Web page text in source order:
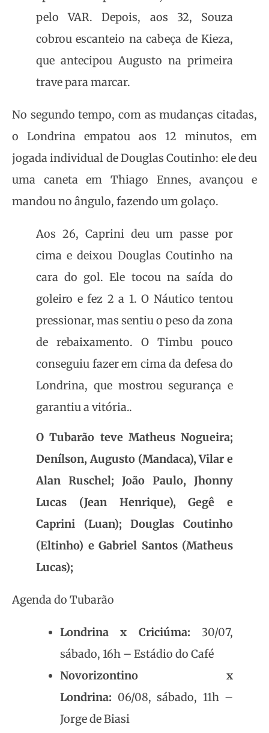
pelo VAR. Depois, aos 32, Souza
cobrou escanteio na cabeça de Kieza,
que antecipou Augusto na primeira
trave para marcar.
No segundo tempo, com as mudanças citadas,
o Londrina empatou aos 12 minutos, em
jogada individual de Douglas Coutinho: ele deu
uma caneta em Thiago Ennes, avançou e
mandou no ângulo, fazendo um golaço.
Aos 26, Caprini deu um passe por
cima e deixou Douglas Coutinho na
cara do gol. Ele tocou na saída do
goleiro e fez 2 a 1. O Náutico tentou
pressionar, mas sentiu o peso da zona
de rebaixamento. O Timbu pouco
conseguiu fazer em cima da defesa do
Londrina, que mostrou segurança e
garantiu a vitória..
O Tubarão teve Matheus Nogueira;
Denílson, Augusto (Mandaca), Vilar e
Alan Ruschel; João Paulo, Jhonny
Lucas (Jean Henrique), Gegê e
Caprini (Luan); Douglas Coutinho
(Eltinho) e Gabriel Santos (Matheus
Lucas);
Agenda do Tubarão
Londrina x Criciúma: 30/07,
sábado, 16h – Estádio do Café
Novorizontino x
Londrina: 06/08, sábado, 11h –
Jorge de Biasi